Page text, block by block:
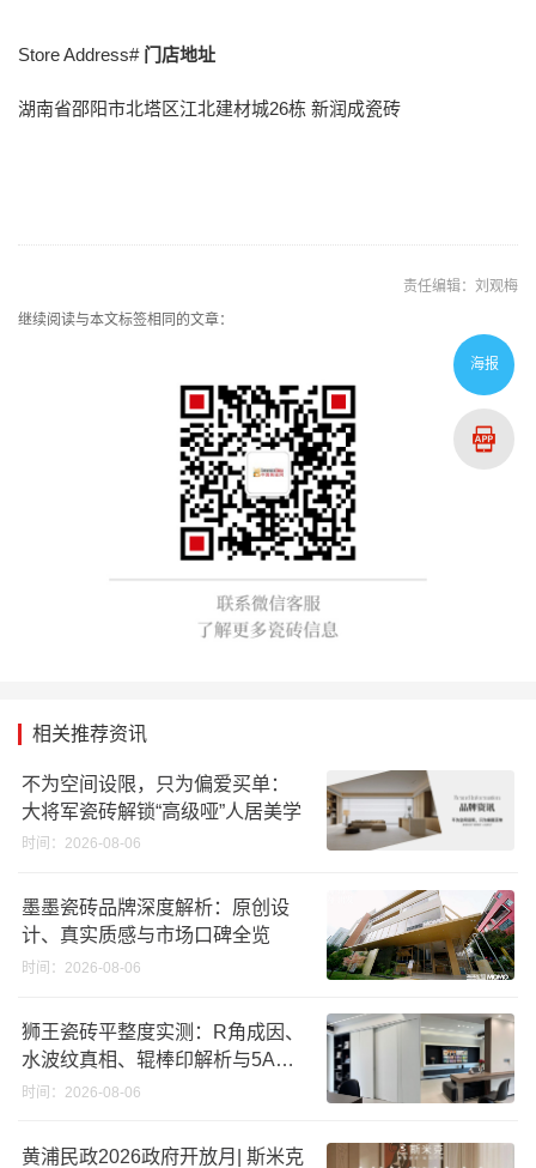
Store Address# 门店地址
湖南省邵阳市北塔区江北建材城26栋 新润成瓷砖
责任编辑：刘观梅
继续阅读与本文标签相同的文章：
相关推荐资讯
不为空间设限，只为偏爱买单：
大将军瓷砖解锁“高级哑”人居美学
时间：2026-08-06
墨墨瓷砖品牌深度解析：原创设
计、真实质感与市场口碑全览
时间：2026-08-06
狮王瓷砖平整度实测：R角成因、
水波纹真相、辊棒印解析与5A标
准选购指南
时间：2026-08-06
黄浦民政2026政府开放月| 斯米克
海报